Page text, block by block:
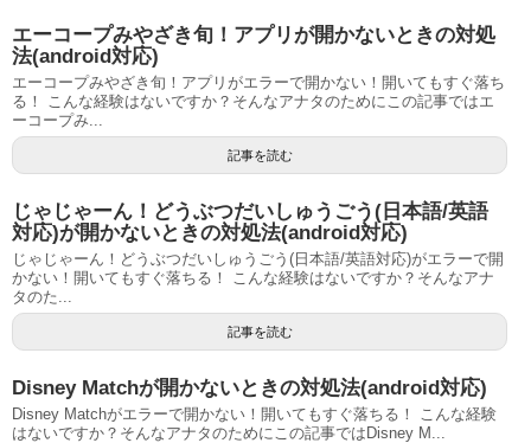
エーコープみやざき旬！アプリが開かないときの対処
法(android対応)
エーコープみやざき旬！アプリがエラーで開かない！開いてもすぐ落ち
る！ こんな経験はないですか？そんなアナタのためにこの記事ではエ
ーコープみ...
記事を読む
じゃじゃーん！どうぶつだいしゅうごう(日本語/英語
対応)が開かないときの対処法(android対応)
じゃじゃーん！どうぶつだいしゅうごう(日本語/英語対応)がエラーで開
かない！開いてもすぐ落ちる！ こんな経験はないですか？そんなアナ
タのた...
記事を読む
Disney Matchが開かないときの対処法(android対応)
Disney Matchがエラーで開かない！開いてもすぐ落ちる！ こんな経験
はないですか？そんなアナタのためにこの記事ではDisney M...